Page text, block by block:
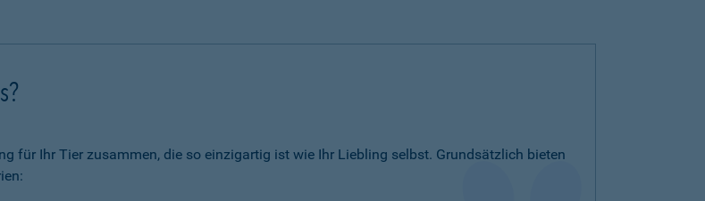
für Ihr Tier zusammen, die so einzigartig ist wie Ihr Liebling selbst. Grundsätzlich bieten